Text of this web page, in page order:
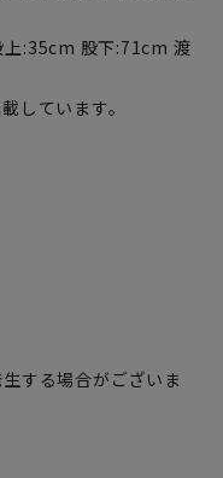
:35cm 股下:71cm 渡
しています。
する場合がございま